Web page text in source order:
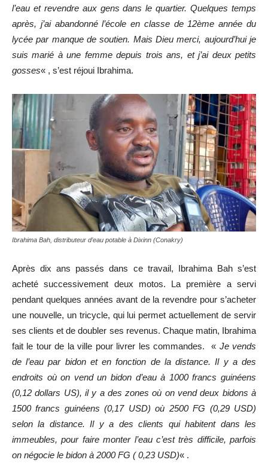
l’eau et revendre aux gens dans le quartier. Quelques temps
après, j’ai abandonné l’école en classe de 12ème année du
lycée par manque de soutien. Mais Dieu merci, aujourd’hui je
suis marié à une femme depuis trois ans, et j’ai deux petits
gosses« , s’est réjoui Ibrahima.
Ibrahima Bah, distributeur d’eau potable à Dixinn (Conakry)
Après dix ans passés dans ce travail, Ibrahima Bah s’est
acheté successivement deux motos. La première a servi
pendant quelques années avant de la revendre pour s’acheter
une nouvelle, un tricycle, qui lui permet actuellement de servir
ses clients et de doubler ses revenus. Chaque matin, Ibrahima
fait le tour de la ville pour livrer les commandes. « Je vends
de l’eau par bidon et en fonction de la distance. Il y a des
endroits où on vend un bidon d’eau à 1000 francs guinéens
(0,12 dollars US), il y a des zones où on vend deux bidons à
1500 francs guinéens (0,17 USD) où 2500 FG (0,29 USD)
selon la distance. Il y a des clients qui habitent dans les
immeubles, pour faire monter l’eau c’est très difficile, parfois
on négocie le bidon à 2000 FG ( 0,23 USD)« .